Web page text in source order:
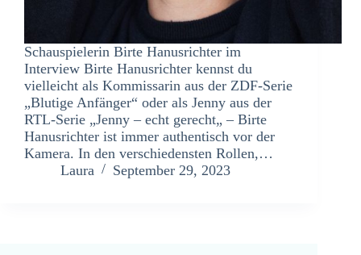
Schauspielerin Birte Hanusrichter im
Interview Birte Hanusrichter kennst du
vielleicht als Kommissarin aus der ZDF-Serie
„Blutige Anfänger“ oder als Jenny aus der
RTL-Serie „Jenny – echt gerecht„ – Birte
Hanusrichter ist immer authentisch vor der
Kamera. In den verschiedensten Rollen,…
Laura
September 29, 2023